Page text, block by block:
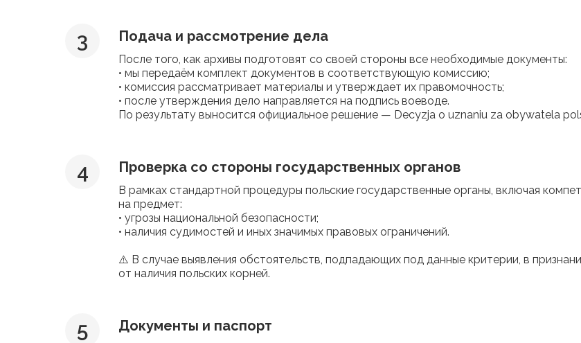
Подача и рассмотрение дела
После того, как архивы подготовят со своей стороны все необходимые документы:
• мы передаём комплект документов в соответствующую комиссию;
• комиссия рассматривает материалы и утверждает их правомочность;
• после утверждения дело направляется на подпись воеводе.
По результату выносится официальное решение — Decyzja o uznaniu za obywatela
Проверка со стороны государственных органов
В рамках стандартной процедуры польские государственные органы, включая
на предмет:
• угрозы национальной безопасности;
• наличия судимостей и иных значимых правовых ограничений.
⚠️ В случае выявления обстоятельств, подпадающих под данные критерии, в
от наличия польских корней.
Документы и паспорт